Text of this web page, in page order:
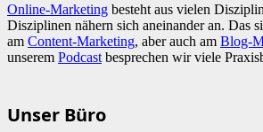
Online-Marketing besteht aus vielen
Disziplinen nähern sich aneinander an. Das
am Content-Marketing, aber auch am Blog-
unserem Podcast besprechen wir viele
Unser Büro